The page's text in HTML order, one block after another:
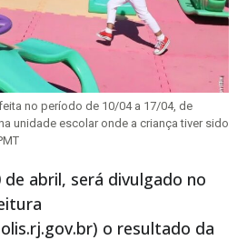
no período de 10/04 a 17/04, de
unidade escolar onde a criança tiver sido
abril, será divulgado no
o resultado da